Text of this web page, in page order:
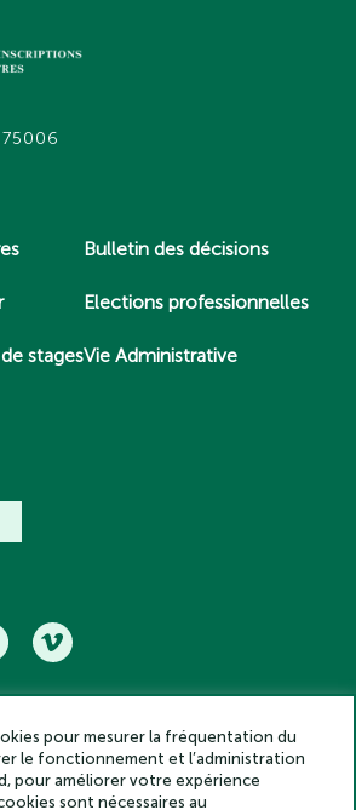
stages
Bulletin des décisions
Elections professionnelles
Vie Administrative
et belles lettres – Tous droits réservés
2025
de confidentialité
pour mesurer la fréquentation du
le fonctionnement et l’administration
pour améliorer votre expérience
sont nécessaires au